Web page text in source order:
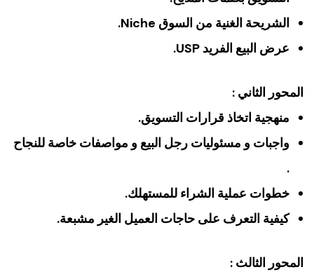
الشريحة الغنية من السوق Niche.
عرض البيع الفريد USP.
المحور الثاني :
منهجية اتخاذ قرارات التسويق.
واجبات و مسئوليات رجل البيع و مواصفات خاصة للنجاح
.
خطوات عملية الشراء للمستهلك.
كيفية التعرف على حاجات العميل الغير مشبعة.
المحور الثالث :